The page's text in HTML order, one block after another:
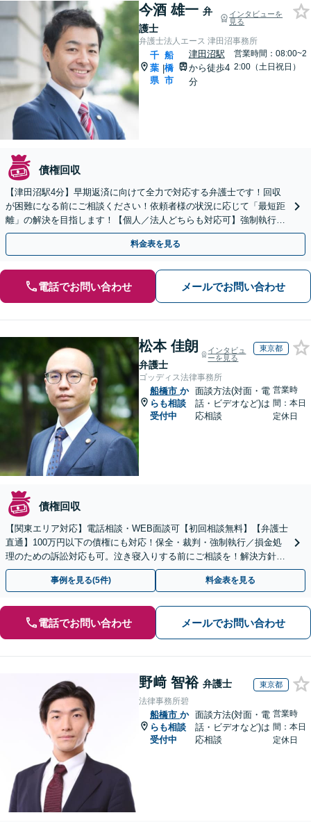
今酒 雄一 弁
護士
インタビューを
見る
弁護士法人エース 津田沼事務所
千
葉
県
|
船
橋
市
津田沼駅
から徒歩4
分
営業時間：08:00~2
2:00（土日祝日）
債権回収
【津田沼駅4分】早期返済に向けて全力で対応する弁護士です！回収
が困難になる前にご相談ください！依頼者様の状況に応じて「最短距
離」の解決を目指します！【個人／法人どちらも対応可】強制執行に
ついてもお任せください【初回相談無料】
料金表を見る
電話でお問い合わせ メールでお問い合わせ
松本 佳朗
弁護士
インタビュ
ーを見る
東京都
ゴッディス法律事務所
船橋市 か
らも相談
受付中
面談方法(対面・電
話・ビデオなど)は
応相談
営業時
間：本日
定休日
債権回収
【関東エリア対応】電話相談・WEB面談可【初回相談無料】【弁護士
直通】100万円以下の債権にも対応！保全・裁判・強制執行／損金処
理のための訴訟対応も可。泣き寝入りする前にご相談を！解決方針は
初回相談時にしっかりお伝え【請求された側にも対応】
事例を見る(5件) 料金表を見る
電話でお問い合わせ メールでお問い合わせ
野﨑 智裕 弁護士 東京都
法律事務所碧
船橋市 か
らも相談
受付中
面談方法(対面・電
話・ビデオなど)は
応相談
営業時
間：本日
定休日